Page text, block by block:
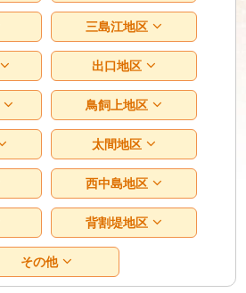
三島江地区
出口地区
鳥飼上地区
太間地区
西中島地区
背割堤地区
その他